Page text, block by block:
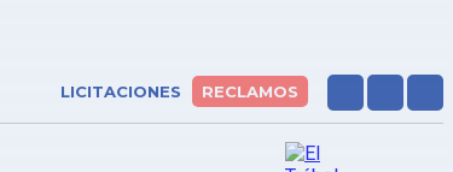
LICITACIONES RECLAMOS